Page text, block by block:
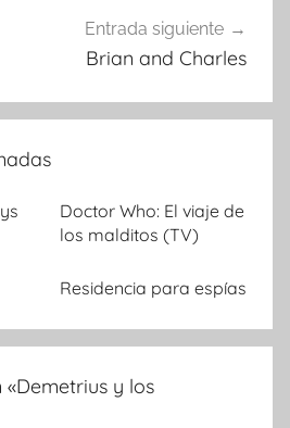
Entrada siguiente
Brian and Charles
Doctor Who: El viaje de
los malditos (TV)
Residencia para espías
«Demetrius y los